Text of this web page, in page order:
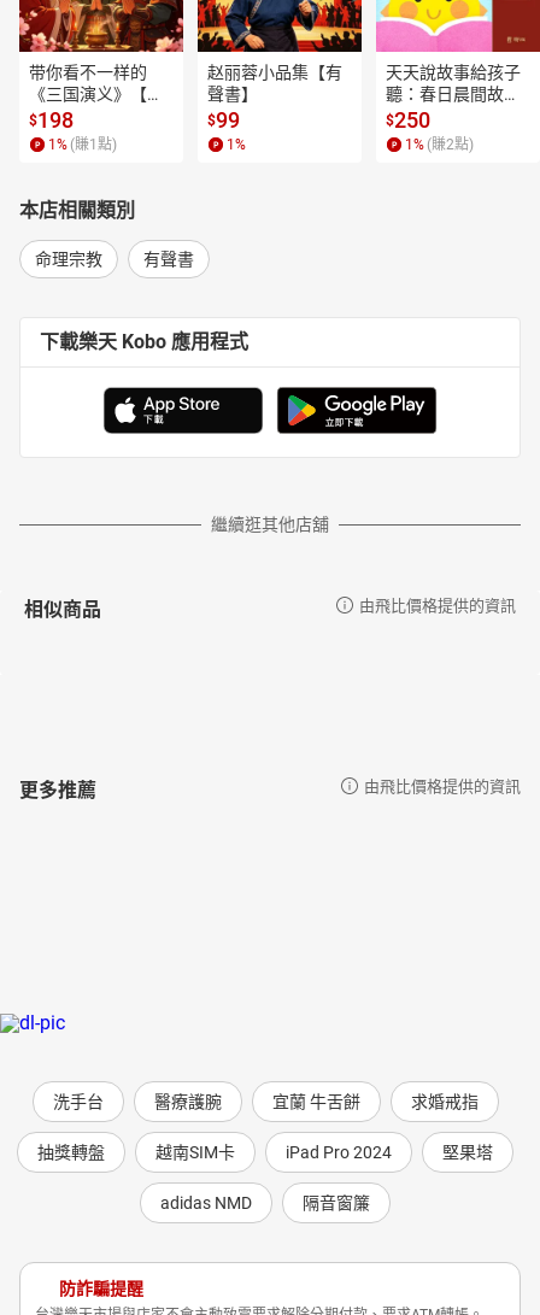
愛發於心，才能溫馨
關心則亂，學習正確的方式
不以微小而不付出，愛在生活細節中
夫妻同體，付出是心甘情願
不盲從，順服需有條件
學習溝通，才能減少誤會的發生
懂得傾聽，學會解語
家有安全傘，才有安全感
讓權力之爭遠離家庭
認識男女有別，理性與感性
理解男女有別，自助與他助
自我覺醒，卸去大男人的傲慢
收起強勢的心態，找回溫柔與包容
原諒對方，才能釋放自己
信念堅定攜手同行，自然圓滿幸福
带你看不一样的
《三国演义》【有
聲書】
$198
1 % (賺1 點)
赵丽蓉小品集【有
聲書】
$99
1 %
天天說故事給孩子
聽：春日晨間故事
【有聲書】
$250
1 % (賺2點)
本店相關類別
命理宗教 有聲書
下載樂天 Kobo 應用程式
繼續逛其他店舖
相似商品 由飛比價格提供的資訊
更多推薦 由飛比價格提供的資訊
洗手台 醫療護腕 宜蘭 牛舌餅 求婚戒指
抽獎轉盤 越南SIM卡 iPad Pro 2024 堅果塔
adidas NMD 隔音窗簾
防詐騙提醒